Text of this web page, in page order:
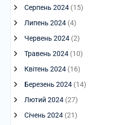
Серпень 2024(15)
Липень 2024(4)
Червень 2024(2)
Травень 2024(10)
Квітень 2024(16)
Березень 2024(14)
Лютий 2024(27)
Січень 2024(21)